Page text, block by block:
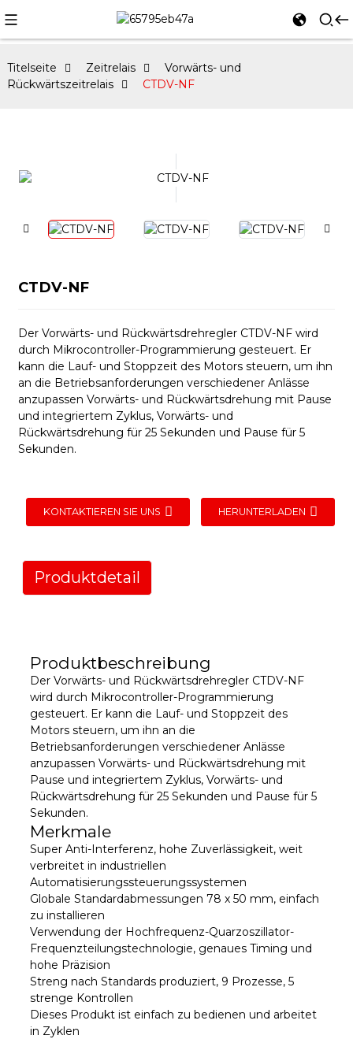
Titelseite Zeitrelais
Vorwärts- und
Rückwärtszeitrelais
CTDV-NF
CTDV-NF
Der Vorwärts- und Rückwärtsdrehregler CTDV-NF wird
durch Mikrocontroller-Programmierung gesteuert. Er
kann die Lauf- und Stoppzeit des Motors steuern, um ihn
an die Betriebsanforderungen verschiedener Anlässe
anzupassen Vorwärts- und Rückwärtsdrehung mit Pause
und integriertem Zyklus, Vorwärts- und
Rückwärtsdrehung für 25 Sekunden und Pause für 5
Sekunden.
KONTAKTIEREN SIE UNS HERUNTERLADEN
Produktdetail
Produktbeschreibung
Der Vorwärts- und Rückwärtsdrehregler CTDV-NF
wird durch Mikrocontroller-Programmierung
gesteuert. Er kann die Lauf- und Stoppzeit des
Motors steuern, um ihn an die
Betriebsanforderungen verschiedener Anlässe
anzupassen Vorwärts- und Rückwärtsdrehung mit
Pause und integriertem Zyklus, Vorwärts- und
Rückwärtsdrehung für 25 Sekunden und Pause für 5
Sekunden.
Merkmale
Super Anti-Interferenz, hohe Zuverlässigkeit, weit
verbreitet in industriellen
Automatisierungssteuerungssystemen
Globale Standardabmessungen 78 x 50 mm, einfach
zu installieren
Verwendung der Hochfrequenz-Quarzoszillator-
Frequenzteilungstechnologie, genaues Timing und
hohe Präzision
Streng nach Standards produziert, 9 Prozesse, 5
strenge Kontrollen
Dieses Produkt ist einfach zu bedienen und arbeitet
in Zyklen